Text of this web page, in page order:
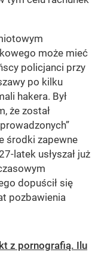
może mieć
policjanci przy
po kilku
hakera. Był
że został
środki zapewne
latek usłyszał już
dopuścił się
pozbawienia
z pornografią. Ilu